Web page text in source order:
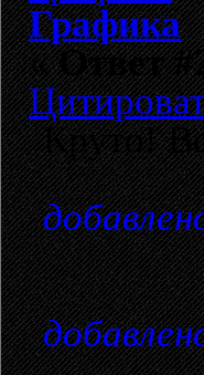
Графика
«Ответ
Круто!